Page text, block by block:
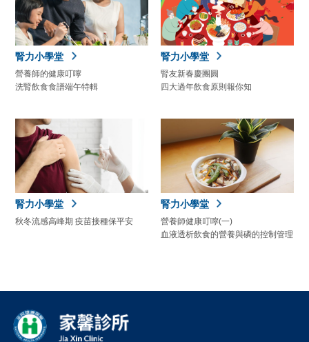
腎力小學堂
營養師的健康叮嚀
洗腎飲食食譜端午特輯
腎力小學堂
腎友新春慶團圓
四大過年飲食原則報你知
腎力小學堂
秋冬流感高峰期 疫苗接種保平安
腎力小學堂
營養師健康叮嚀(一)
血液透析飲食的營養與磷的控制管理